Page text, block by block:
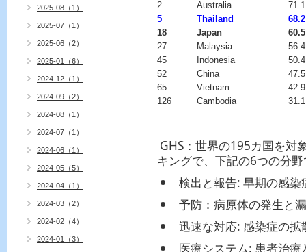
2
Australia
5
Thailand
18
Japan
60.5
27
Malaysia
45
Indonesia
52
China
65
Vietnam
126
Cambodia
GHS：世界の195カ国を対
キングで、下記の6つの分
検出と報告: 早期の感染
予防：病原体の発生と
迅速な対応: 感染症の
医療システム: 患者治療
2025-08（1）
2025-07（1）
2025-06（2）
2025-01（6）
2024-12（1）
2024-09（2）
2024-08（1）
2024-07（1）
2024-06（1）
2024-05（5）
2024-04（1）
2024-03（2）
2024-02（4）
2024-01（3）